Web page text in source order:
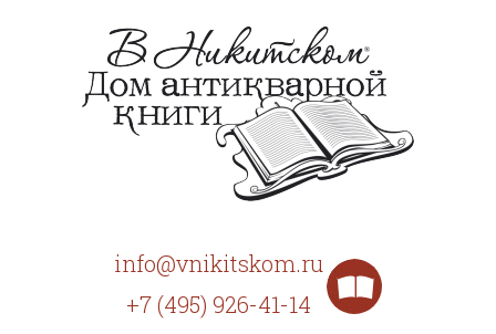
info@vnikitskom.ru
+7 (495) 926-41-14